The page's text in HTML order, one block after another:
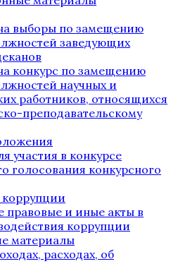
выборы по замещению
заведующих
конкурс по замещению
научных и
работников, относящихся
преподавательскому
участия в конкурсе
голосования конкурсного
правовые и иные акты в
коррупции
материалы
расходах, об